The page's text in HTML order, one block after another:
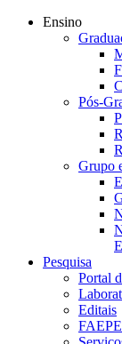
Ensino
Pós-
Grupo
Pesquisa
Portal
Editais